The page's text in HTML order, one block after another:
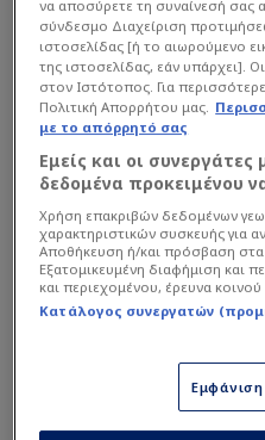
Μετά την ολοκλήρωση
στη Λας Πάλμας
μέσα στο γήπεδο, με
και διοίκηση να
να αποσύρετε τη συναίνεσή σας
σύνδεσμο Διαχείριση
ιστοσελίδας [ή το αιωρούμενο
της ιστοσελίδας, εάν υπάρχει].
στον Ιστότοπος. Για
Πολιτική Απορρήτου μας.
με το απόρρητό σας
Εμείς και οι
δεδομένα προκειμένου
Χρήση επακριβών δεδομένων
χαρακτηριστικών συσκευής για
Αποθήκευση ή/και πρόσβαση στα
Εξατομικευμένη διαφήμιση και
και περιεχομένου, έρευνα
Κατάλογος συνεργατών